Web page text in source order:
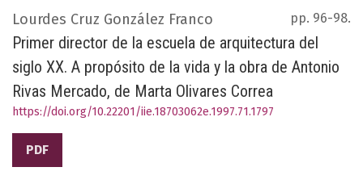
Lourdes Cruz González Franco pp. 96-98.
Primer director de la escuela de arquitectura del
siglo XX. A propósito de la vida y la obra de Antonio
Rivas Mercado, de Marta Olivares Correa
https://doi.org/10.22201/iie.18703062e.1997.71.1797
PDF